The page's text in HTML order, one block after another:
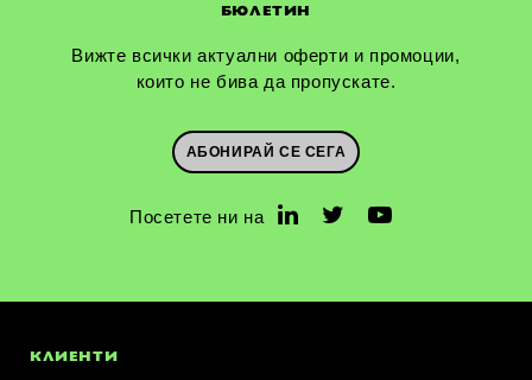
БЮЛЕТИН
Вижте всички актуални оферти и промоции,
които не бива да пропускате.
АБОНИРАЙ СЕ СЕГА
Посетете ни на
КЛИЕНТИ